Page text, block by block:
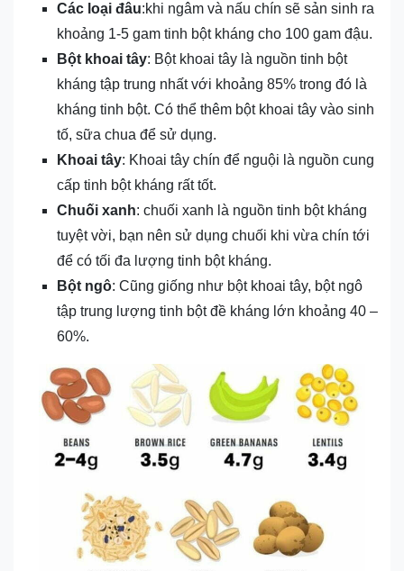
Các loại đâu:khi ngâm và nấu chín sẽ sản sinh ra
khoảng 1-5 gam tinh bột kháng cho 100 gam đậu.
Bột khoai tây: Bột khoai tây là nguồn tinh bột
kháng tập trung nhất với khoảng 85% trong đó là
kháng tinh bột. Có thể thêm bột khoai tây vào sinh
tố, sữa chua để sử dụng.
Khoai tây: Khoai tây chín để nguội là nguồn cung
cấp tinh bột kháng rất tốt.
Chuối xanh: chuối xanh là nguồn tinh bột kháng
tuyệt vời, bạn nên sử dụng chuối khi vừa chín tới
để có tối đa lượng tinh bột kháng.
Bột ngô: Cũng giống như bột khoai tây, bột ngô
tập trung lượng tinh bột đề kháng lớn khoảng 40 –
60%.